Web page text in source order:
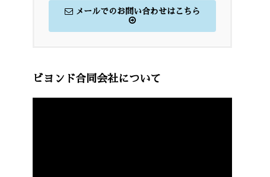
メールでのお問い合わせはこちら
ビヨンド合同会社について